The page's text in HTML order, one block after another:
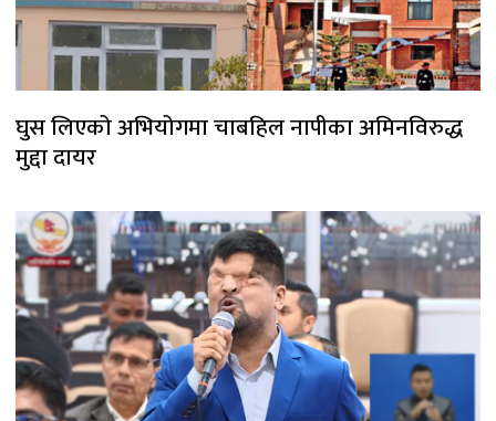
घुस लिएको अभियोगमा चाबहिल नापीका अमिनविरुद्ध
मुद्दा दायर